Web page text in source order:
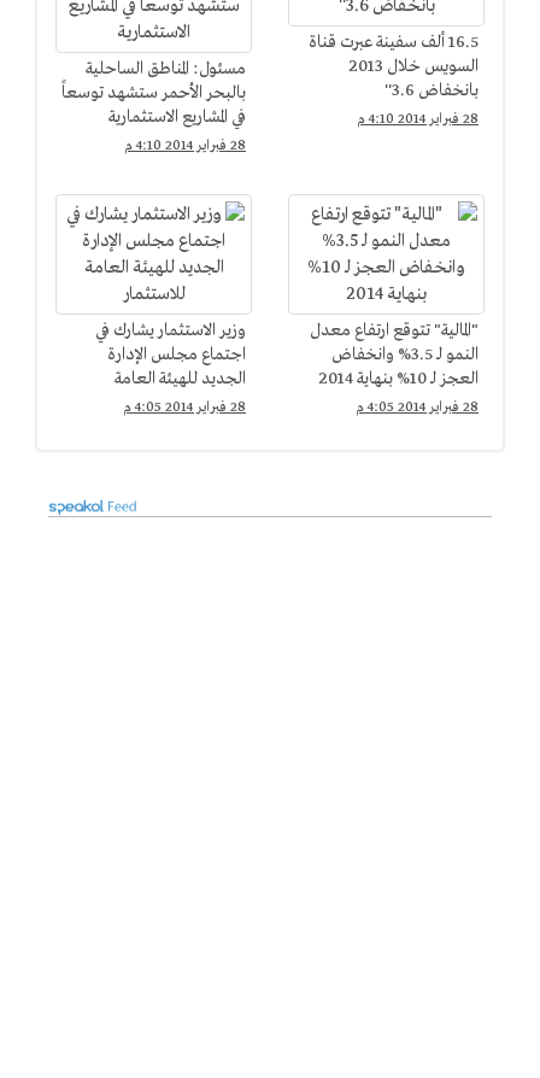
16.5 ألف سفينة عبرت قناة
السويس خلال 2013
بانخفاض 3.6''
28 فبراير 2014 4:10 م
مسئول: المناطق الساحلية
بالبحر الأحمر ستشهد توسعاً
في المشاريع الاستثمارية
28 فبراير 2014 4:10 م
"المالية" تتوقع ارتفاع معدل
النمو لـ 3.5% وانخفاض
العجز لـ 10% بنهاية 2014
28 فبراير 2014 4:05 م
وزير الاستثمار يشارك في
اجتماع مجلس الإدارة
الجديد للهيئة العامة
للاستثمار
28 فبراير 2014 4:05 م